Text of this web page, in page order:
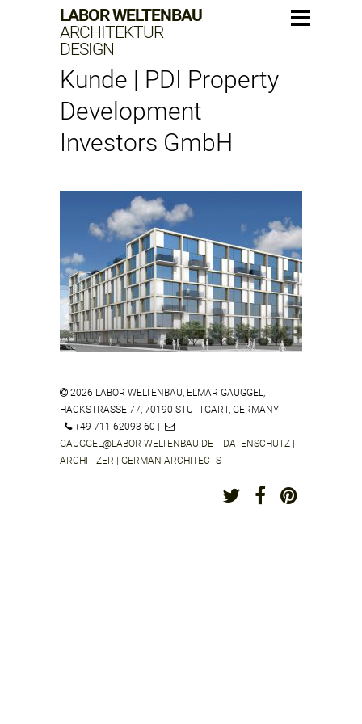
LABOR WELTENBAU
ARCHITEKTUR
DESIGN
Kunde | PDI Property
Development
Investors GmbH
ADLERQUARTIERE FRANKFURT AM
MAIN
2026 LABOR WELTENBAU, ELMAR GAUGGEL,
HACKSTRASSE 77, 70190 STUTTGART, GERMANY
+49 711 62093-60 |
GAUGGEL@LABOR-WELTENBAU.DE
DATENSCHUTZ
ARCHITIZER
GERMAN-ARCHITECTS